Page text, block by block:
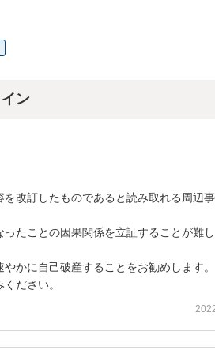
ン
改訂したものであると読み取れる周辺
たことの因果関係を立証することが難し
かに自己破産することをお勧めします
ださい。